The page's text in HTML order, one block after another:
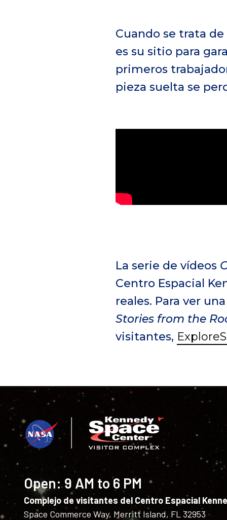
Cuando se trata
es su sitio para
primeros
pieza suelta se
La serie de vídeos
Centro Espacial
reales. Para ver
Stories from the
visitantes,
Open:9 AM to 6 PM
Complejo de visitantes del Centro Espacial
Space Commerce Way, Merritt Island, FL 32953